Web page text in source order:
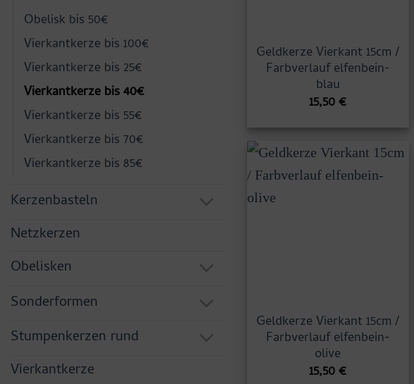
Obelisk bis 50€
Vierkantkerze bis 100€
Vierkantkerze bis 25€
Vierkantkerze bis 40€
Vierkantkerze bis 55€
Vierkantkerze bis 70€
Vierkantkerze bis 85€
Kerzenbasteln
Netzkerzen
Obelisken
Sonderformen
Stumpenkerzen rund
Vierkantkerze
Geldkerze Vierkant 15cm /
Farbverlauf elfenbein-
blau
15,50€
Geldkerze Vierkant 15cm /
Farbverlauf elfenbein-
olive
15,50€